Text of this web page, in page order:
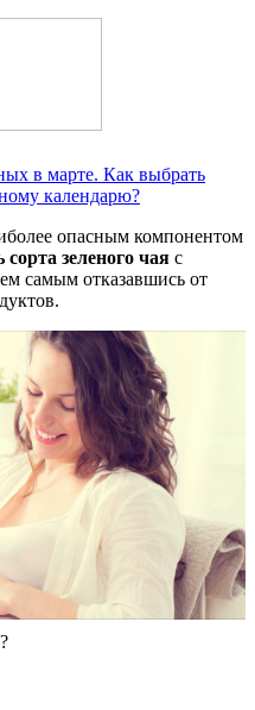
в марте. Как выбрать
календарю?
опасным компонентом
зеленого чая с
самым отказавшись от